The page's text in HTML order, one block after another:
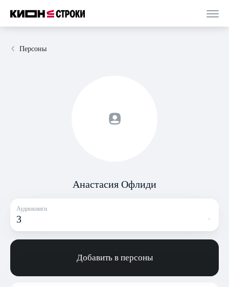
Персоны
Анастасия Офлиди
Аудиокниги
3
Добавить в персоны